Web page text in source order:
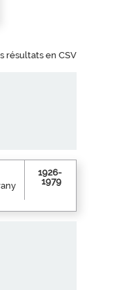
résultats en CSV
1926-
1979